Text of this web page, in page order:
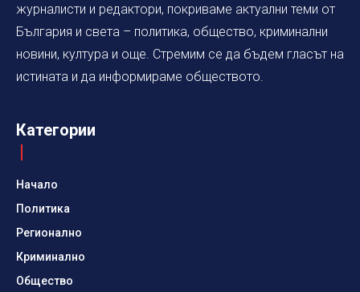
журналисти и редактори, покриваме актуални теми от
България и света – политика, общество, криминални
новини, култура и още. Стремим се да бъдем гласът на
истината и да информираме обществото.
Категории
Начало
Политика
Регионално
Криминално
Общество